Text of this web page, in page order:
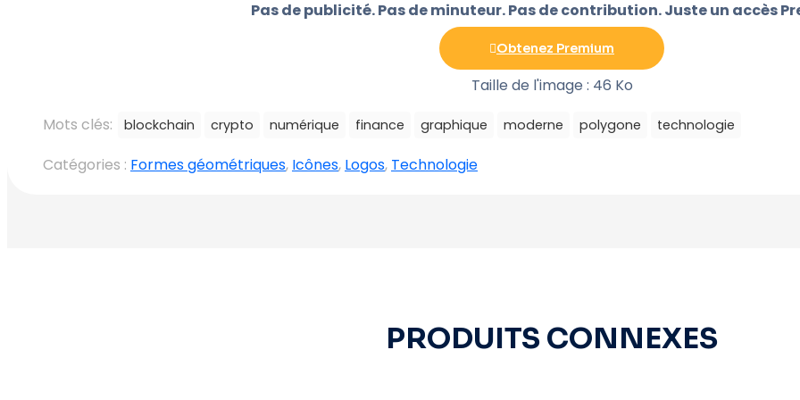
Pas de publicité. Pas de minuteur. Pas de contribution. Juste un accès
Obtenez Premium
Taille de l'image : 46 Ko
Mots clés:
blockchain crypto numérique finance graphique moderne polygone technologie
Catégories : Formes géométriques, Icônes, Logos, Technologie
PRODUITS CONNEXES